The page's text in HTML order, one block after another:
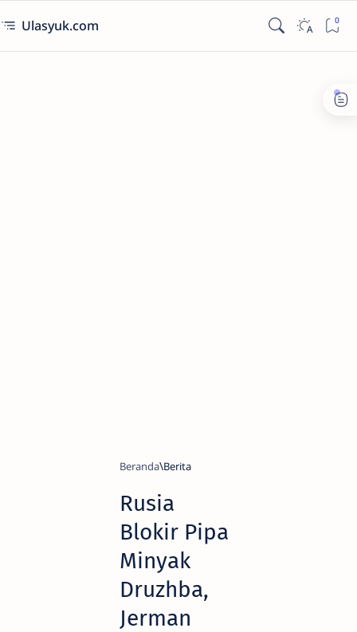
Ulasyuk.com
Beranda Berita
Rusia
Blokir Pipa
Minyak
Druzhba,
Jerman